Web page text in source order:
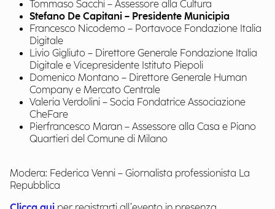
Tommaso Sacchi – Assessore alla Cultura
Stefano De Capitani – Presidente Municipia
Francesco Nicodemo – Portavoce Fondazione Italia
Digitale
Livio Gigliuto – Direttore Generale Fondazione Italia
Digitale e Vicepresidente Istituto Piepoli
Domenico Montano – Direttore Generale Human
Company e Mercato Centrale
Valeria Verdolini – Socia Fondatrice Associazione
CheFare
Pierfrancesco Maran – Assessore alla Casa e Piano
Quartieri del Comune di Milano
Modera: Federica Venni – Giornalista professionista La
Repubblica